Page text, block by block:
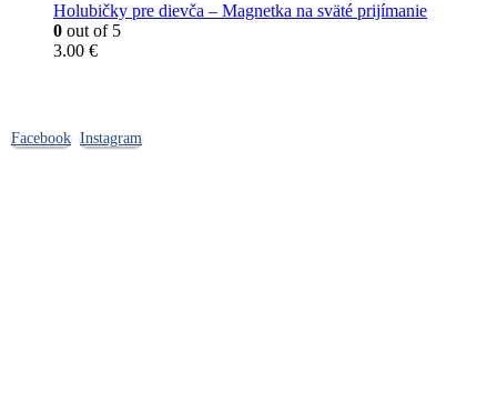
Holubičky pre dievča – Magnetka na sväté prijímanie
0 out of 5
3.00 €
Facebook Instagram